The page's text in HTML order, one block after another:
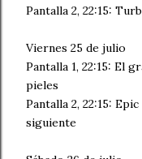
Pantalla 2, 22:15:
Viernes 25 de julio
Pantalla 1, 22:15: El
pieles
Pantalla 2, 22:15:
siguiente